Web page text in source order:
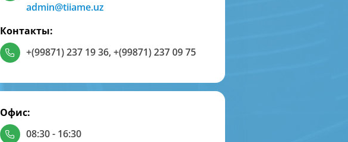
admin@tiiame.uz
Контакты:
+(99871) 237 19 36,+(99871) 237 09 75
Офис:
08:30 - 16:30